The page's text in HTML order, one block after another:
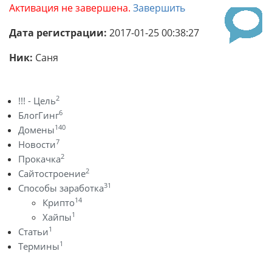
Активация не завершена. Завершить
Дата регистрации: 2017-01-25 00:38:27
Ник: Саня
!!! - Цель2
БлогГинг6
Домены140
Новости7
Прокачка2
Сайтостроение2
Способы заработка31
Крипто14
Хайпы1
Статьи1
Термины1